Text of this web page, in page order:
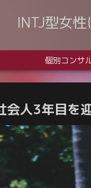
INTJ型女
個別コンサ
人3年目を